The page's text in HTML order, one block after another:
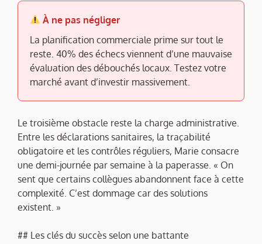
À ne pas négliger
La planification commerciale prime sur tout le
reste. 40% des échecs viennent d’une mauvaise
évaluation des débouchés locaux. Testez votre
marché avant d’investir massivement.
Le troisième obstacle reste la charge administrative.
Entre les déclarations sanitaires, la traçabilité
obligatoire et les contrôles réguliers, Marie consacre
une demi-journée par semaine à la paperasse. « On
sent que certains collègues abandonnent face à cette
complexité. C’est dommage car des solutions
existent. »
## Les clés du succès selon une battante